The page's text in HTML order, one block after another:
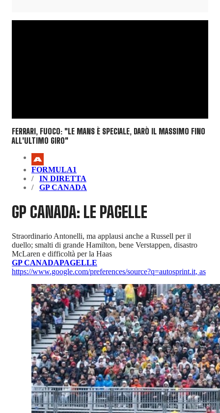
FERRARI, FUOCO: "LE MANS È SPECIALE, DARÒ IL MASSIMO FINO
ALL'ULTIMO GIRO"
FORMULA1
IN DIRETTA
GP CANADA
GP CANADA: LE PAGELLE
Straordinario Antonelli, ma applausi anche a Russell per il
duello; smalti di grande Hamilton, bene Verstappen, disastro
McLaren e difficoltà per la Haas
GP CANADAPAGELLE
https://www.google.com/preferences/source?q=autosprint.it, as